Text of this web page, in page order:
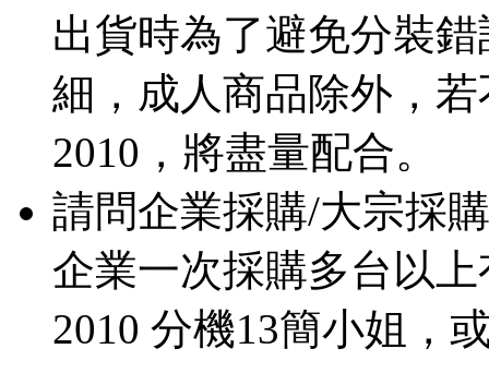
出貨時為了避免分裝
細，成人商品除外，
2010，將盡量配合。
請問企業採購/大宗採
企業一次採購多台以
2010 分機13簡小姐，